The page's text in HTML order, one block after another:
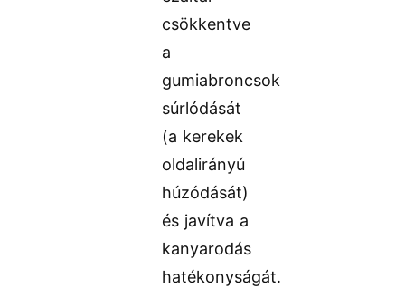
csökkentve
a
gumiabroncsok
súrlódását
(a kerekek
oldalirányú
húzódását)
és javítva a
kanyarodás
hatékonyságát.